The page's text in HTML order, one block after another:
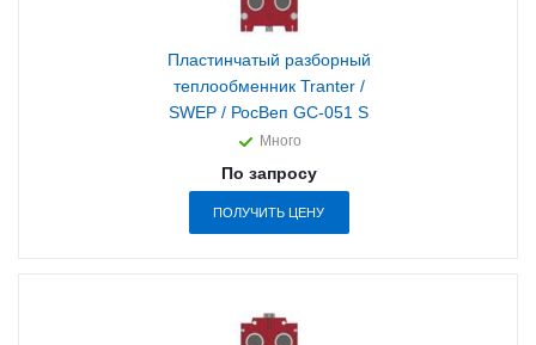
Пластинчатый разборный
теплообменник Tranter /
SWEP / РосВеп GC-051 S
Много
По запросу
ПОЛУЧИТЬ ЦЕНУ